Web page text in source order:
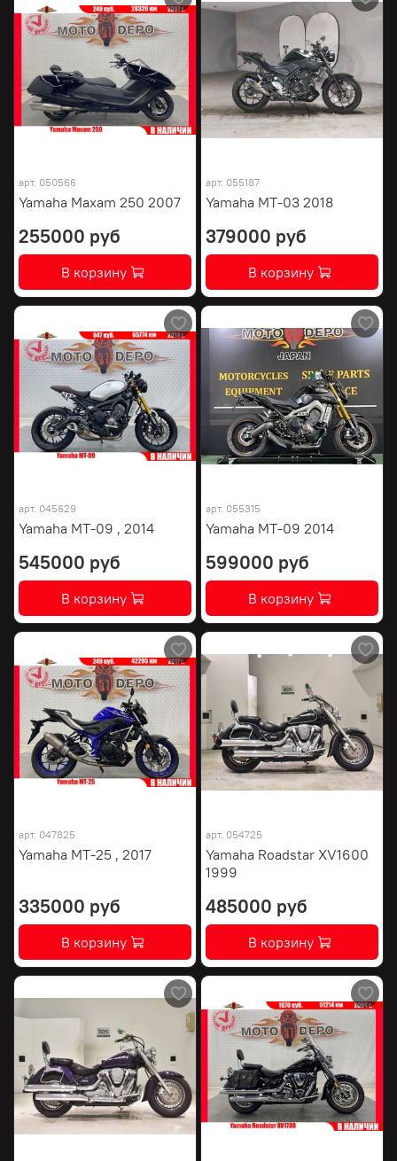
арт. 050566
Yamaha Maxam 250 2007
255000 руб
В корзину
арт. 055187
Yamaha MT-03 2018
379000 руб
В корзину
арт. 045629
Yamaha MT-09 , 2014
545000 руб
В корзину
арт. 055315
Yamaha MT-09 2014
599000 руб
В корзину
арт. 047825
Yamaha MT-25 , 2017
335000 руб
В корзину
арт. 054725
Yamaha Roadstar XV1600
1999
485000 руб
В корзину